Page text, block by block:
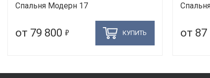
Спальня Модерн 17
от 79 800 5 КУПИТЬ от 87